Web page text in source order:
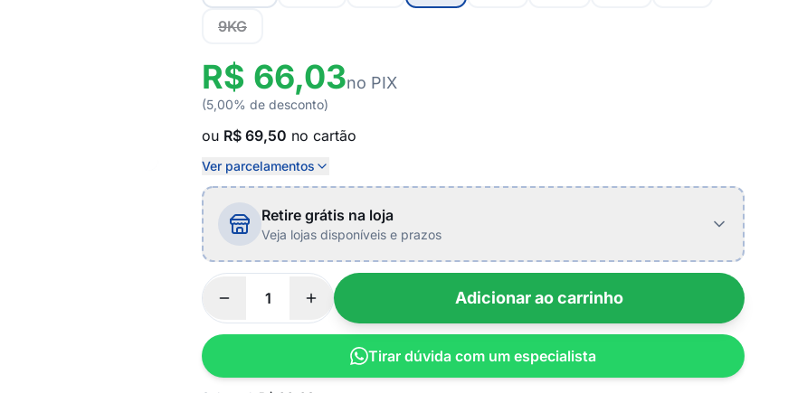
9KG
R$ 66,03no PIX
(5,00% de desconto)
ou R$ 69,50 no cartão
Ver parcelamentos
Retire grátis na loja
Veja lojas disponíveis e prazos
Adicionar ao carrinho
Tirar dúvida com um especialista